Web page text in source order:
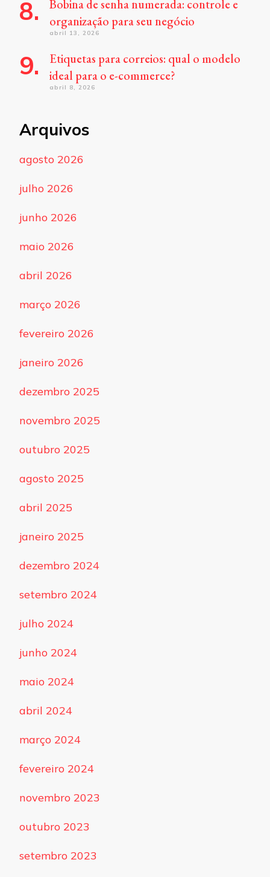
Bobina de senha numerada: controle e
organização para seu negócio
abril 13, 2026
Etiquetas para correios: qual o modelo
ideal para o e-commerce?
abril 8, 2026
Arquivos
agosto 2026
julho 2026
junho 2026
maio 2026
abril 2026
março 2026
fevereiro 2026
janeiro 2026
dezembro 2025
novembro 2025
outubro 2025
agosto 2025
abril 2025
janeiro 2025
dezembro 2024
setembro 2024
julho 2024
junho 2024
maio 2024
abril 2024
março 2024
fevereiro 2024
novembro 2023
outubro 2023
setembro 2023